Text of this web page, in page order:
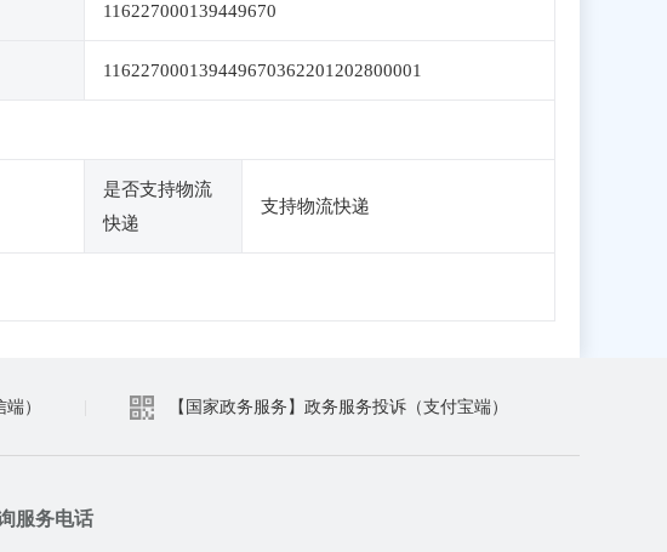
116227000139449670
116227000139449670362201202800001
是否支持物流
快递
支持物流快递
） 【国家政务服务】政务服务投诉（支付宝端）
服务电话